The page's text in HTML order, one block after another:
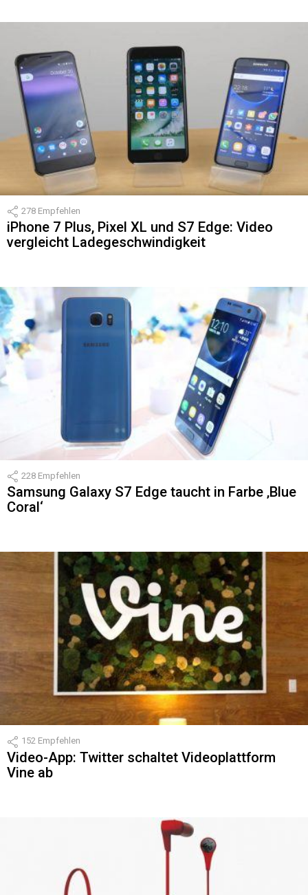
278 Empfehlen
iPhone 7 Plus, Pixel XL und S7 Edge: Video
vergleicht Ladegeschwindigkeit
228 Empfehlen
Samsung Galaxy S7 Edge taucht in Farbe ‚Blue
Coral‘
152 Empfehlen
Video-App: Twitter schaltet Videoplattform
Vine ab